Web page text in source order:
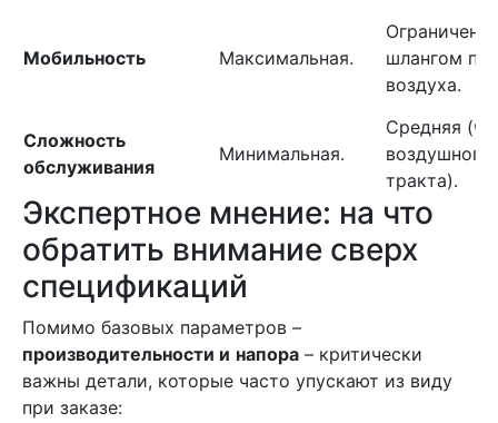
Мобильность Максимальная.
Ограничена
шлангом
воздуха.
Сложность
обслуживания
Минимальная.
Средняя
воздушного
тракта).
Экспертное мнение: на что
обратить внимание сверх
спецификаций
Помимо базовых параметров –
производительности и напора – критически
важны детали, которые часто упускают из виду
при заказе: